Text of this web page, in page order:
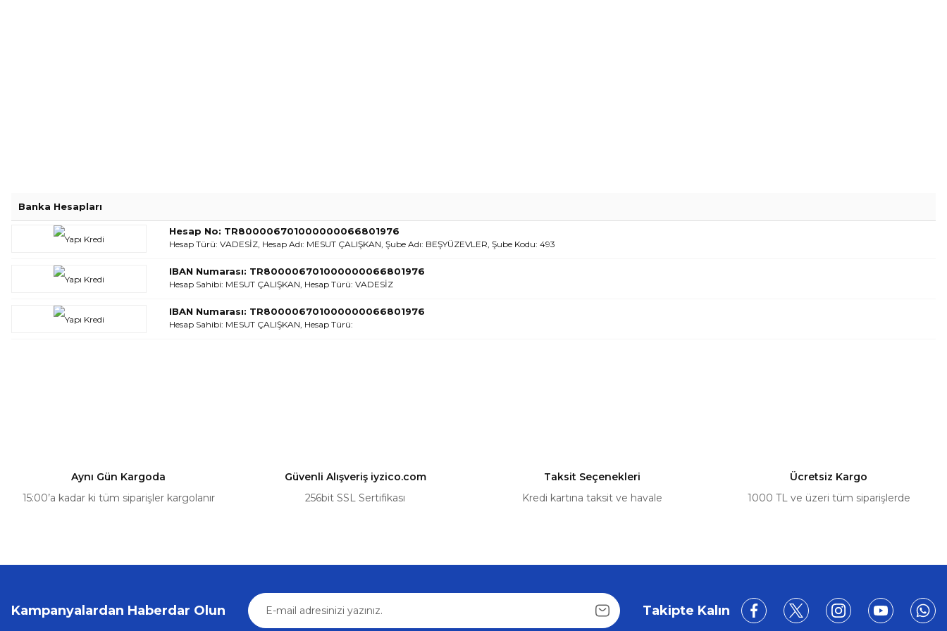
Banka Hesapları
Hesap No: TR800006701000000066801976
Hesap Türü: VADESİZ, Hesap Adı: MESUT ÇALIŞKAN, Şube Adı: BEŞYÜZEVLER, Şube Kodu: 493
IBAN Numarası: TR800006701000000066801976
Hesap Sahibi: MESUT ÇALIŞKAN, Hesap Türü: VADESİZ
IBAN Numarası: TR800006701000000066801976
Hesap Sahibi: MESUT ÇALIŞKAN, Hesap Türü:
Aynı Gün Kargoda
15:00’a kadar ki tüm siparişler kargolanır
Güvenli Alışveriş iyzico.com
256bit SSL Sertifikası
Taksit Seçenekleri
Kredi kartına taksit ve havale
Ücretsiz Kargo
1000 TL ve üzeri tüm siparişlerde
Kampanyalardan Haberdar Olun Takipte Kalın